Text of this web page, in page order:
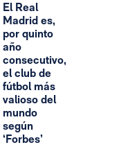
El Real
Madrid es,
por quinto
año
consecutivo,
el club de
fútbol más
valioso del
mundo
según
‘Forbes’